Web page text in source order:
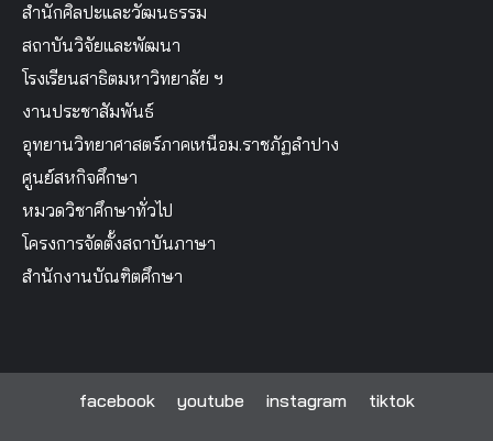
สำนักศิลปะและวัฒนธรรม
สถาบันวิจัยและพัฒนา
โรงเรียนสาธิตมหาวิทยาลัย ฯ
งานประชาสัมพันธ์
อุทยานวิทยาศาสตร์ภาคเหนือม.ราชภัฏลำปาง
ศูนย์สหกิจศึกษา
หมวดวิชาศึกษาทั่วไป
โครงการจัดตั้งสถาบันภาษา
สำนักงานบัณฑิตศึกษา
facebook youtube instagram tiktok